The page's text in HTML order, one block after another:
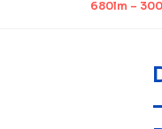
680lm –